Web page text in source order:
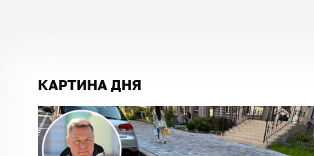
КАРТИНА ДНЯ